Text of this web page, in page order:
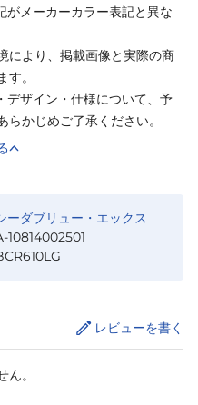
メーカーカラー表記と異な
により、掲載画像と実際の商
。
ザイン・仕様について、予
かじめご了承ください。
ーダブリュー・エックス
10814002501
レビューを書く
。